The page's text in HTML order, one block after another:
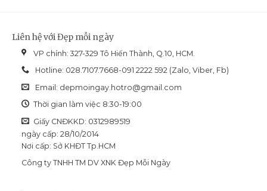
Liên hệ với Đẹp mỗi ngày
VP chính: 327-329 Tô Hiến Thành, Q.10, HCM.
Hotline: 028.7107.7668-091 2222 592 (Zalo, Viber, Fb)
Email: depmoingay.hotro@gmail.com
Thời gian làm việc 8:30-19:00
Giấy CNĐKKD: 0312989519
ngày cấp: 28/10/2014
Nơi cấp: Sở KHĐT Tp.HCM
Công ty TNHH TM DV XNK Đẹp Mỗi Ngày